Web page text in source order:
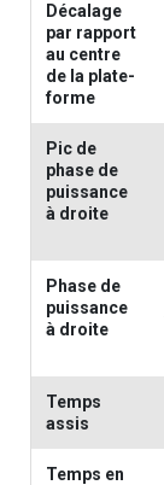
Décalage
par rapport
au centre
de la plate-
forme
Pic de
phase de
puissance
à droite
Phase de
puissance
à droite
Temps
assis
Temps en